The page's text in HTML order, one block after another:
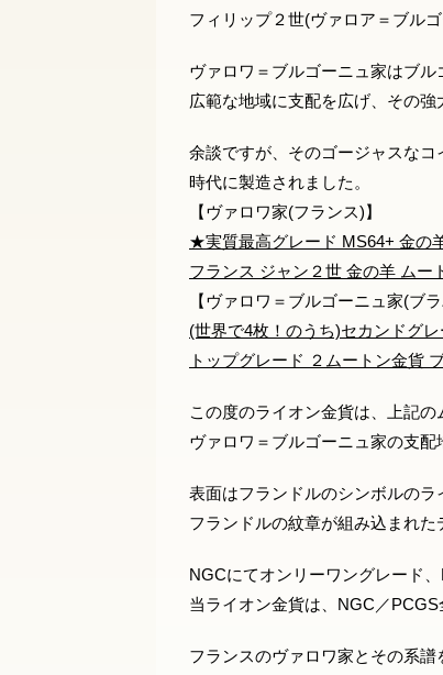
フィリップ２世(ヴァロア＝ブル
ヴァロワ＝ブルゴーニュ家はブ
広範な地域に支配を広げ、その強
余談ですが、そのゴージャスな
時代に製造されました。
【ヴァロワ家(フランス)】
★実質最高グレード MS64+ 金の
フランス ジャン２世 金の羊 ムー
【ヴァロワ＝ブルゴーニュ家(ブラ
(世界で4枚！のうち)セカンドグ
トップグレード ２ムートン金貨
この度のライオン金貨は、上記
ヴァロワ＝ブルゴーニュ家の支配
表面はフランドルのシンボルの
フランドルの紋章が組み込まれた
NGCにてオンリーワングレード
当ライオン金貨は、NGC／PCGS
フランスのヴァロワ家とその系